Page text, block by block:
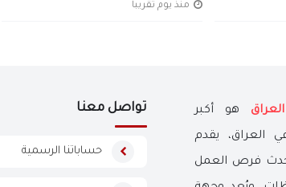
منذ يوم تقريبا
هو أكبر
يقدم
فرص العمل
تواصل معنا
حساباتنا الرسمية